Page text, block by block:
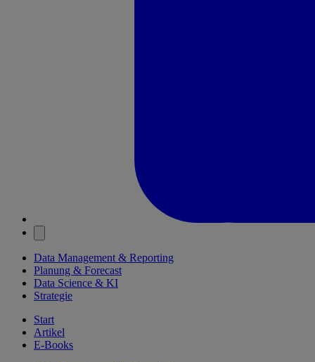
Data Management & Reporting
Planung & Forecast
Data Science & KI
Strategie
Start
Artikel
E-Books